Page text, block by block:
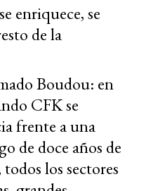
enriquece, se
de la
Boudou: en
CFK se
frente a una
de doce años de
los sectores